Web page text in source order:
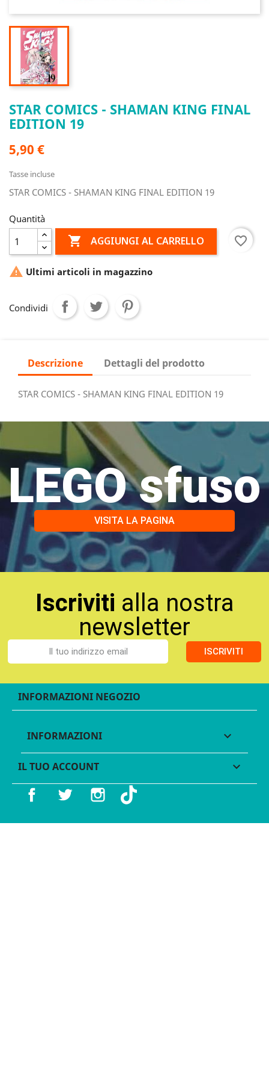
STAR COMICS - SHAMAN KING FINAL
EDITION 19
5,90 €
Tasse incluse
STAR COMICS - SHAMAN KING FINAL EDITION 19
Quantità
 AGGIUNGI AL CARRELLO favorite_border
 Ultimi articoli in magazzino
Condividi
Descrizione Dettagli del prodotto
STAR COMICS - SHAMAN KING FINAL EDITION 19
LEGO sfuso
VISITA LA PAGINA
Iscriviti alla nostra
newsletter
ISCRIVITI
INFORMAZIONI NEGOZIO
INFORMAZIONI 
IL TUO ACCOUNT 
Facebook Twitter Instagram